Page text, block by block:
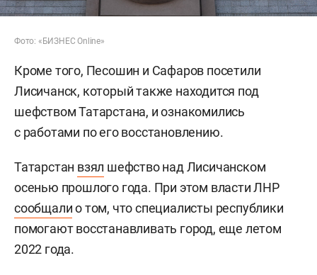
Фото: «БИЗНЕС Online»
Кроме того, Песошин и Сафаров посетили
Лисичанск, который также находится под
шефством Татарстана, и ознакомились
с работами по его восстановлению.
Татарстан взял шефство над Лисичанском
осенью прошлого года. При этом власти ЛНР
сообщалио том, что специалисты республики
помогают восстанавливать город, еще летом
2022 года.